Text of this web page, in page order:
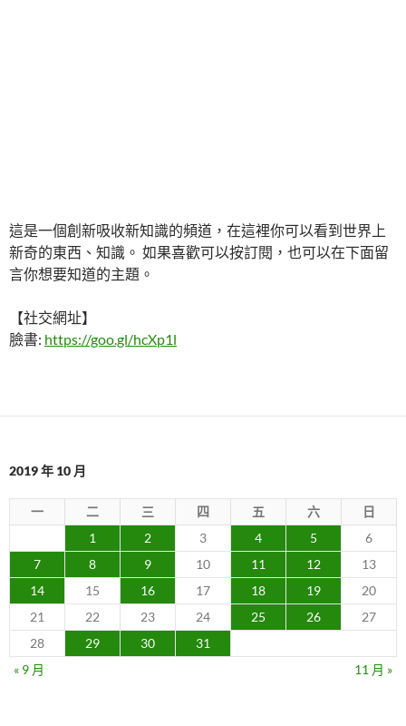
這是一個創新吸收新知識的頻道，在這裡你可以看到世界上
新奇的東西、知識。 如果喜歡可以按訂閱，也可以在下面留
言你想要知道的主題。
【社交網址】
臉書: https://goo.gl/hcXp1l
2019 年 10 月
一 二 三 四 五 六
日
1
2 3 4 5
6
7
8 9 10 11 12
13
14
15 16 17 18 19
20
21
22 23 24 25 26
27
28
29 30
31
« 9 月
11 月 »